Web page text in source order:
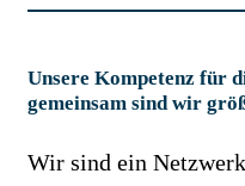
Unsere Kompetenz für
gemeinsam sind wir
Wir sind ein